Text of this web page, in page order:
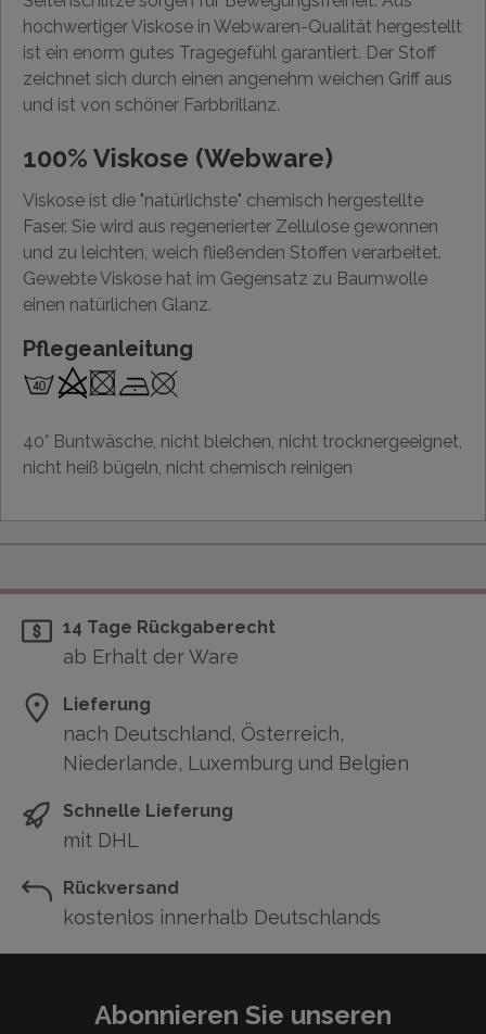
hochwertiger Viskose in Webwaren-Qualität hergestellt
ist ein enorm gutes Tragegefühl garantiert. Der Stoff
zeichnet sich durch einen angenehm weichen Griff aus
und ist von schöner Farbbrillanz.
100% Viskose (Webware)
Viskose ist die "natürlichste" chemisch hergestellte
Faser. Sie wird aus regenerierter Zellulose gewonnen
und zu leichten, weich fließenden Stoffen verarbeitet.
Gewebte Viskose hat im Gegensatz zu Baumwolle
einen natürlichen Glanz.
Pflegeanleitung
40° Buntwäsche, nicht bleichen, nicht trocknergeeignet,
nicht heiß bügeln, nicht chemisch reinigen
14 Tage Rückgaberecht
ab Erhalt der Ware
Lieferung
nach Deutschland, Österreich,
Niederlande, Luxemburg und Belgien
Schnelle Lieferung
mit DHL
Rückversand
kostenlos innerhalb Deutschlands
Abonnieren Sie unseren